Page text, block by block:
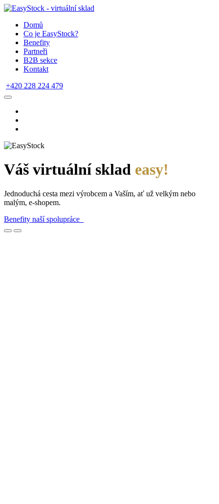
Domů
Co je EasyStock?
Benefity
Partneři
B2B sekce
Kontakt
+420 228 224 479
Váš virtuální sklad easy!
Jednoduchá cesta mezi výrobcem a Vaším, ať už velkým nebo
malým, e-shopem.
Benefity naší spolupráce